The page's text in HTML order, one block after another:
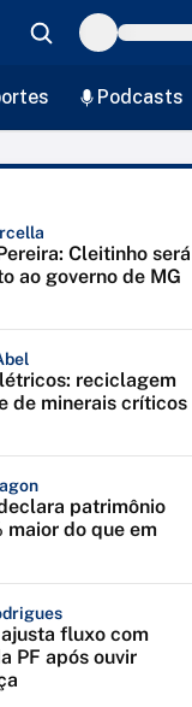
Podcasts
Cleitinho será
ao governo de MG
reciclagem
de minerais críticos
patrimônio
maior do que em
fluxo com
PF após ouvir